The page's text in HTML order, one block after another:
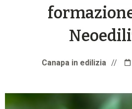
Canapa in edilizia //